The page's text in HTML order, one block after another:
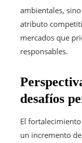
ambientales,
atributo
mercados que
responsables.
desafíos
El
un incremento